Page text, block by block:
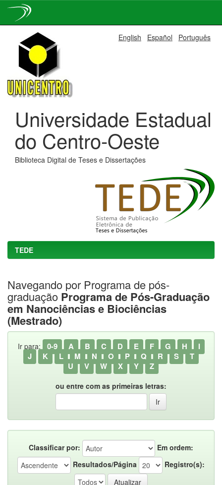
navigation
English Español Português
Universidade Estadual
do Centro-Oeste
Biblioteca Digital de Teses e Dissertações
TEDE
Navegando por Programa de pós-
graduação Programa de Pós-Graduação
em Nanociências e Biociências
(Mestrado)
Ir para: 0-9 A B C D E F G H
I
J
K L M N O P Q R S
T
U
V W X Y Z
ou entre com as primeiras letras:
Classificar por:
Em ordem:
Resultados/Página
Registro(s):